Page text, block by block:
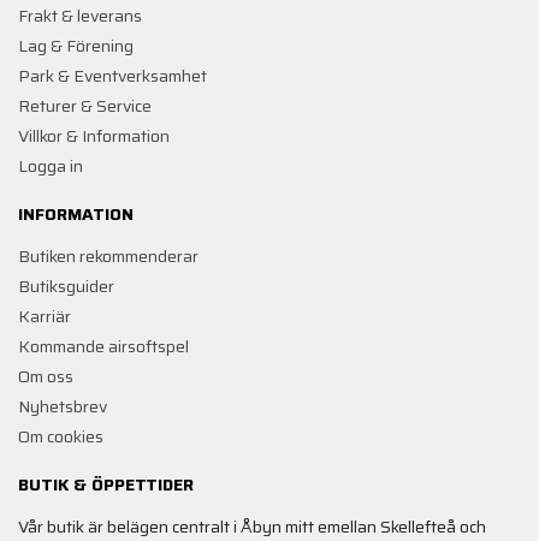
Frakt & leverans
Lag & Förening
Park & Eventverksamhet
Returer & Service
Villkor & Information
Logga in
INFORMATION
Butiken rekommenderar
Butiksguider
Karriär
Kommande airsoftspel
Om oss
Nyhetsbrev
Om cookies
BUTIK & ÖPPETTIDER
Vår butik är belägen centralt i Åbyn mitt emellan Skellefteå och